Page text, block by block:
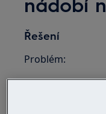
Řešení
Problém:
Dávkovač
nádobí